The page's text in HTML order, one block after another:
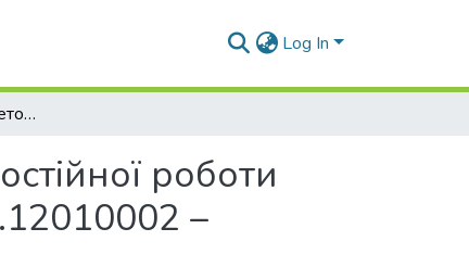
Log In
Гігієна та екологія : методичні матеріали для самостійної роботи студентів 6 курсу з дисципліни. Спеціальність : 7.12010002 – Педіатрія
роботи
–